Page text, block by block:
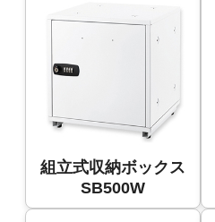
組立式収納ボックス
SB500W